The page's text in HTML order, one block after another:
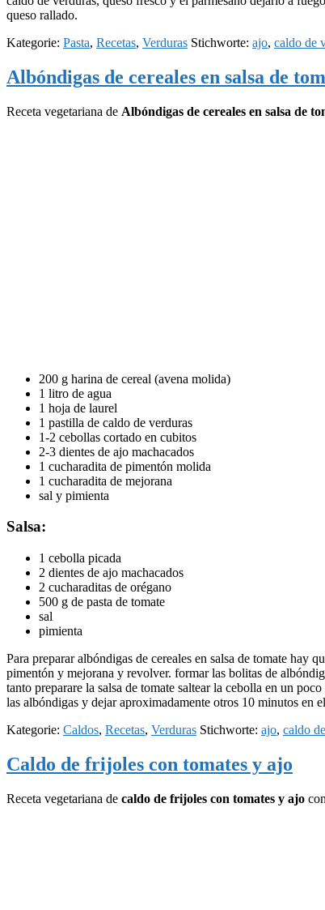
queso rallado.
Kategorie: Pasta, Recetas, Verduras Stichworte: ajo, caldo de
Albóndigas de cereales en salsa de
Receta vegetariana de Albóndigas de cereales en salsa de
200 g harina de cereal (avena molida)
1 litro de agua
1 hoja de laurel
1 pastilla de caldo de verduras
1-2 cebollas cortado en cubitos
2-3 dientes de ajo machacados
1 cucharadita de pimentón molida
1 cucharadita de mejorana
sal y pimienta
Salsa:
1 cebolla picada
2 dientes de ajo machacados
2 cucharaditas de orégano
500 g de pasta de tomate
sal
pimienta
Para preparar albóndigas de cereales en salsa de tomate hay
pimentón y mejorana y revolver. formar las bolitas de
tanto preparare la salsa de tomate saltear la cebolla en un
las albóndigas y dejar aproximadamente otros 10 minutos en
Kategorie: Caldos, Recetas, Verduras Stichworte: ajo, caldo
Caldo de frijoles con tomates y ajo
Receta vegetariana de caldo de frijoles con tomates y ajo